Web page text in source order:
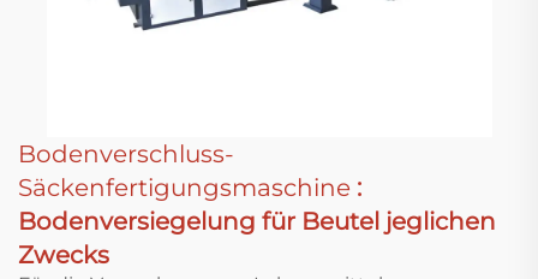
Bodenverschluss-
Säckenfertigungsmaschine :
Bodenversiegelung für Beutel jeglichen
Zwecks